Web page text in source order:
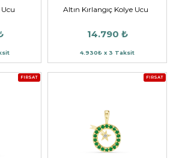
Altın Kırlangıç Kolye Ucu
14.790 ₺
4.930₺ x 3 Taksit
FIRSAT FIRSAT